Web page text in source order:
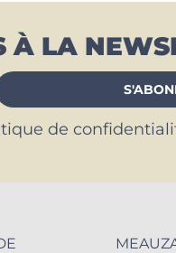
À LA
de